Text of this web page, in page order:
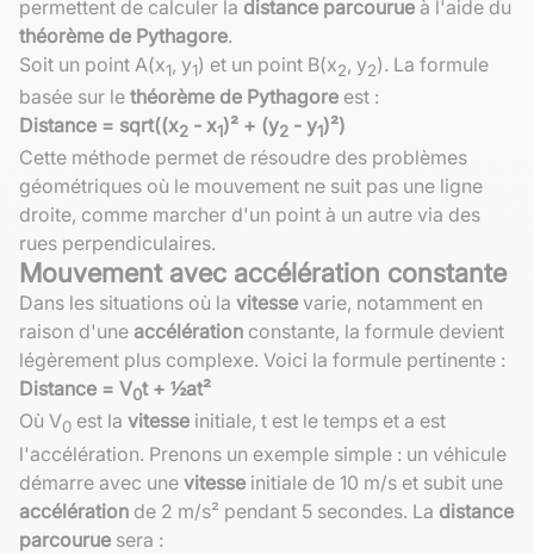
permettent de calculer la distance parcourue à l'aide du
théorème de Pythagore.
Soit un point A(x1, y1) et un point B(x2, y2). La formule
basée sur le théorème de Pythagore est :
Distance = sqrt((x2 - x1)² + (y2 - y1)²)
Cette méthode permet de résoudre des problèmes
géométriques où le mouvement ne suit pas une ligne
droite, comme marcher d'un point à un autre via des
rues perpendiculaires.
Mouvement avec accélération constante
Dans les situations où la vitesse varie, notamment en
raison d'une accélération constante, la formule devient
légèrement plus complexe. Voici la formule pertinente :
Distance = V0t + ½at²
Où V0 est la vitesse initiale, t est le temps et a est
l'accélération. Prenons un exemple simple : un véhicule
démarre avec une vitesse initiale de 10 m/s et subit une
accélération de 2 m/s² pendant 5 secondes. La distance
parcourue sera :